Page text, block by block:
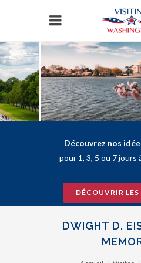
Découvrez nos
pour 1, 3, 5 ou 7 jours
DÉCOUVRIR
DWIGHT D.
Panneau de gestion des cookies